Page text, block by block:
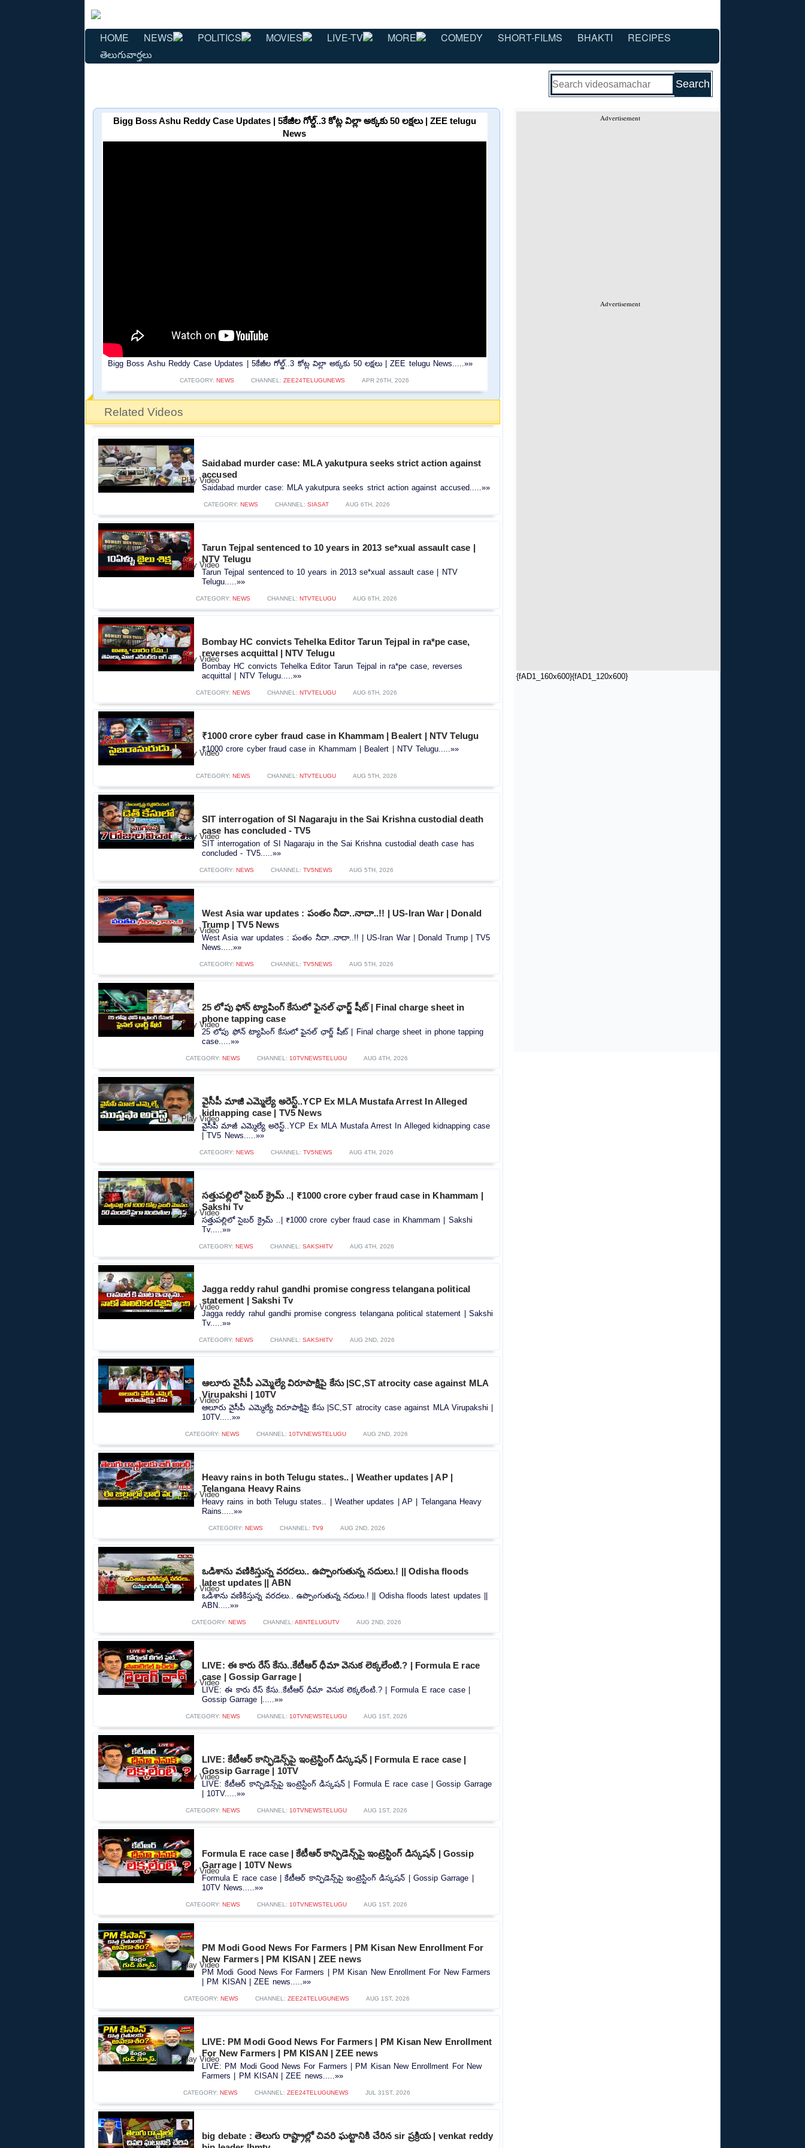
HOME NEWS POLITICS MOVIES LIVE-TV MORE COMEDY SHORT-FILMS BHAKTI
RECIPES
తెలుగువార్తలు
Advertisement
Advertisement
{fAD1_160x600}{fAD1_120x600}
Bigg Boss Ashu Reddy Case Updates | 5కేజీల గోల్డ్..3 కోట్ల విల్లా అక్కకు 50 లక్షలు | ZEE telugu
News
Bigg Boss Ashu Reddy Case Updates | 5కేజీల గోల్డ్..3 కోట్ల విల్లా అక్కకు 50 లక్షలు | ZEE telugu News.....»»
CATEGORY: NEWS CHANNEL:ZEE24TELUGUNEWS APR 26TH, 2026
Related Videos
Saidabad murder case: MLA yakutpura seeks strict action against
accused
Saidabad murder case: MLA yakutpura seeks strict action against accused.....»»
CATEGORY: NEWS CHANNEL: SIASAT AUG 6TH, 2026
Tarun Tejpal sentenced to 10 years in 2013 se*xual assault case |
NTV Telugu
Tarun Tejpal sentenced to 10 years in 2013 se*xual assault case | NTV
Telugu.....»»
CATEGORY: NEWS CHANNEL: NTVTELUGU AUG 6TH, 2026
Bombay HC convicts Tehelka Editor Tarun Tejpal in ra*pe case,
reverses acquittal | NTV Telugu
Bombay HC convicts Tehelka Editor Tarun Tejpal in ra*pe case, reverses
acquittal | NTV Telugu.....»»
CATEGORY: NEWS CHANNEL: NTVTELUGU AUG 6TH, 2026
₹1000 crore cyber fraud case in Khammam | Bealert | NTV Telugu
₹1000 crore cyber fraud case in Khammam | Bealert | NTV Telugu.....»»
CATEGORY: NEWS CHANNEL: NTVTELUGU AUG 5TH, 2026
SIT interrogation of SI Nagaraju in the Sai Krishna custodial death
case has concluded - TV5
SIT interrogation of SI Nagaraju in the Sai Krishna custodial death case has
concluded - TV5.....»»
CATEGORY: NEWS CHANNEL: TV5NEWS AUG 5TH, 2026
West Asia war updates : పంతం నీదా..నాదా..!! | US-Iran War | Donald
Trump | TV5 News
West Asia war updates : పంతం నీదా..నాదా..!! | US-Iran War | Donald Trump | TV5
News.....»»
CATEGORY: NEWS CHANNEL: TV5NEWS AUG 5TH, 2026
25 లోపు ఫోన్ ట్యాపింగ్ కేసులో ఫైనల్ ఛార్జ్ షీట్ | Final charge sheet in
phone tapping case
25 లోపు ఫోన్ ట్యాపింగ్ కేసులో ఫైనల్ ఛార్జ్ షీట్ | Final charge sheet in phone tapping
case.....»»
CATEGORY: NEWS CHANNEL: 10TVNEWSTELUGU AUG 4TH, 2026
వైసీపీ మాజీ ఎమ్మెల్యే అరెస్ట్..YCP Ex MLA Mustafa Arrest In Alleged
kidnapping case | TV5 News
వైసీపీ మాజీ ఎమ్మెల్యే అరెస్ట్..YCP Ex MLA Mustafa Arrest In Alleged kidnapping case
| TV5 News.....»»
CATEGORY: NEWS CHANNEL: TV5NEWS AUG 4TH, 2026
సత్తుపల్లిలో సైబర్ క్రైమ్ ..| ₹1000 crore cyber fraud case in Khammam |
Sakshi Tv
సత్తుపల్లిలో సైబర్ క్రైమ్ ..| ₹1000 crore cyber fraud case in Khammam | Sakshi
Tv.....»»
CATEGORY: NEWS CHANNEL: SAKSHITV AUG 4TH, 2026
Jagga reddy rahul gandhi promise congress telangana political
statement | Sakshi Tv
Jagga reddy rahul gandhi promise congress telangana political statement | Sakshi
Tv.....»»
CATEGORY: NEWS CHANNEL: SAKSHITV AUG 2ND, 2026
ఆలూరు వైసీపీ ఎమ్మెల్యే విరూపాక్షిపై కేసు |SC,ST atrocity case against MLA
Virupakshi | 10TV
ఆలూరు వైసీపీ ఎమ్మెల్యే విరూపాక్షిపై కేసు |SC,ST atrocity case against MLA Virupakshi |
10TV.....»»
CATEGORY: NEWS CHANNEL: 10TVNEWSTELUGU AUG 2ND, 2026
Heavy rains in both Telugu states.. | Weather updates | AP |
Telangana Heavy Rains
Heavy rains in both Telugu states.. | Weather updates | AP | Telangana Heavy
Rains.....»»
CATEGORY: NEWS CHANNEL: TV9 AUG 2ND, 2026
ఒడిశాను వణికిస్తున్న వరదలు.. ఉప్పొంగుతున్న నదులు.! || Odisha floods
latest updates || ABN
ఒడిశాను వణికిస్తున్న వరదలు.. ఉప్పొంగుతున్న నదులు.! || Odisha floods latest updates ||
ABN.....»»
CATEGORY: NEWS CHANNEL: ABNTELUGUTV AUG 2ND, 2026
LIVE: ఈ కారు రేస్‌ కేసు..కేటీఆర్ ధీమా వెనుక లెక్కలేంటి.? | Formula E race
case | Gossip Garrage |
LIVE: ఈ కారు రేస్‌ కేసు..కేటీఆర్ ధీమా వెనుక లెక్కలేంటి.? | Formula E race case |
Gossip Garrage |.....»»
CATEGORY: NEWS CHANNEL: 10TVNEWSTELUGU AUG 1ST, 2026
LIVE: కేటీఆర్ కాన్ఫిడెన్స్‌పై ఇంట్రెస్టింగ్ డిస్కషన్‌ | Formula E race case |
Gossip Garrage | 10TV
LIVE: కేటీఆర్ కాన్ఫిడెన్స్‌పై ఇంట్రెస్టింగ్ డిస్కషన్‌ | Formula E race case | Gossip Garrage
| 10TV.....»»
CATEGORY: NEWS CHANNEL: 10TVNEWSTELUGU AUG 1ST, 2026
Formula E race case | కేటీఆర్ కాన్ఫిడెన్స్‌పై ఇంట్రెస్టింగ్ డిస్కషన్‌ | Gossip
Garrage | 10TV News
Formula E race case | కేటీఆర్ కాన్ఫిడెన్స్‌పై ఇంట్రెస్టింగ్ డిస్కషన్‌ | Gossip Garrage |
10TV News.....»»
CATEGORY: NEWS CHANNEL: 10TVNEWSTELUGU AUG 1ST, 2026
PM Modi Good News For Farmers | PM Kisan New Enrollment For
New Farmers | PM KISAN | ZEE news
PM Modi Good News For Farmers | PM Kisan New Enrollment For New Farmers
| PM KISAN | ZEE news.....»»
CATEGORY: NEWS CHANNEL: ZEE24TELUGUNEWS AUG 1ST, 2026
LIVE: PM Modi Good News For Farmers | PM Kisan New Enrollment
For New Farmers | PM KISAN | ZEE news
LIVE: PM Modi Good News For Farmers | PM Kisan New Enrollment For New
Farmers | PM KISAN | ZEE news.....»»
CATEGORY: NEWS CHANNEL: ZEE24TELUGUNEWS JUL 31ST, 2026
big debate : తెలుగు రాష్ట్రాల్లో చివరి ఘట్టానికి చేరిన sir ప్రక్రియ | venkat reddy